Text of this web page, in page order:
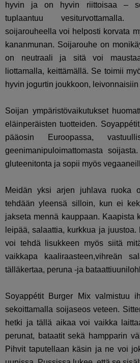
hyvin ja on hyvin riittoisaa –
tuplaantuu
soijarouheella voi helposti korvata
kananmunan. Soijarouhe on
on neutraali ja sitä voi
liottamalla, keittämällä. Se toimii
hyvin jogurtin joukkoon,
Soijan ympäristövaikutukset
eläinperäisten tuotteiden.
pääosin Euroopassa,
geenimanipuloimattomasta
gluteenitonta ja sopii myös
Meidän yksi arjen juhlava ruoka
tehdään yleensä silloin, kun ei
jakseta mennä kauppaan. Kaapista
leipää, salaattia, kurkkua ja
voi tehdä lisukkeen myös siitä
vaikkapa kaaliraasteen,vihreän
tälläkertaa, peruna -ja
Soyappétit Burger Mix valmistuu
sekoittamalla soijaseos veteen.
hetki ja tällä aikaa voi vaikka
perunat, bataatit sekä hampparin
Pihvit taputellaan käsin ja ne voi